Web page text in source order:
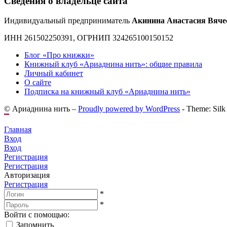
Индивидуальный предприниматель Акинина Анастасия
ИНН 261502250391, ОГРНИП 324265100150152
Блог «Про книжки»
Книжный клуб «Ариаднина нить»: общие правила
Личный кабинет
О сайте
Подписка на книжный клуб «Ариаднина нить»
© Ариаднина нить – Proudly powered by WordPress - Theme:
Главная
Вход
Вход
Регистрация
Регистрация
Авторизация
Регистрация
*
*
Войти с помощью:
Запомнить